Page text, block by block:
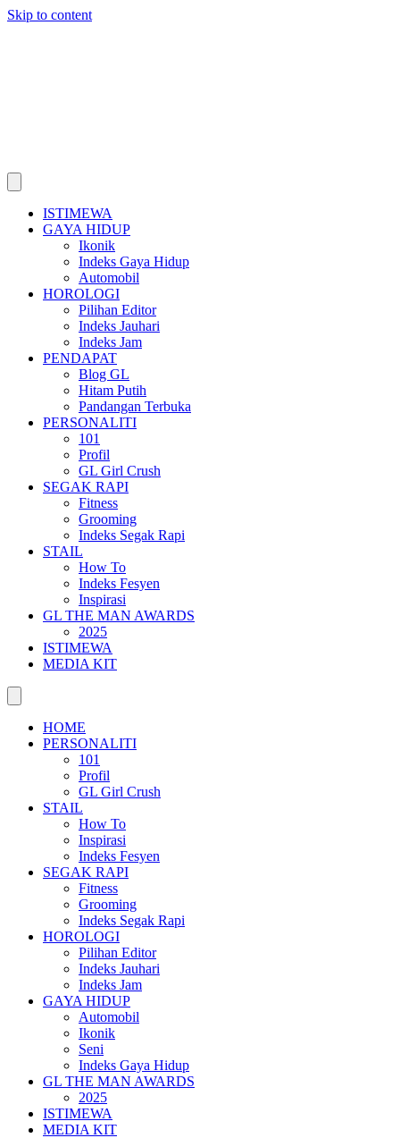
Skip to content
ISTIMEWA
GAYA HIDUP
Ikonik
Indeks Gaya Hidup
Automobil
HOROLOGI
Pilihan Editor
Indeks Jauhari
Indeks Jam
PENDAPAT
Blog GL
Hitam Putih
Pandangan Terbuka
PERSONALITI
101
Profil
GL Girl Crush
SEGAK RAPI
Fitness
Grooming
Indeks Segak Rapi
STAIL
How To
Indeks Fesyen
Inspirasi
GL THE MAN AWARDS
2025
ISTIMEWA
MEDIA KIT
HOME
PERSONALITI
101
Profil
GL Girl Crush
STAIL
How To
Inspirasi
Indeks Fesyen
SEGAK RAPI
Fitness
Grooming
Indeks Segak Rapi
HOROLOGI
Pilihan Editor
Indeks Jauhari
Indeks Jam
GAYA HIDUP
Automobil
Ikonik
Seni
Indeks Gaya Hidup
GL THE MAN AWARDS
2025
ISTIMEWA
MEDIA KIT